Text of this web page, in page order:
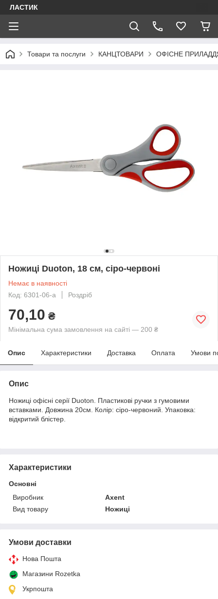
ЛАСТИК
Товари та послуги КАНЦТОВАРИ ОФІСНЕ
Ножиці Duoton, 18 см, сіро-червоні
Немає в наявності
Код: 6301-06-a
Роздріб
70,10 ₴
Мінімальна сума замовлення на сайті — 200 ₴
Опис Характеристики Доставка Оплата Умови
Опис
Ножиці офісні серії Duoton. Пластикові ручки з гумовими
вставками. Довжина 20см. Колір: сіро-червоний. Упаковка:
відкритий блістер.
Характеристики
Основні
Виробник
Axent
Вид товару
Ножиці
Умови доставки
Нова Пошта
Магазини Rozetka
Укрпошта